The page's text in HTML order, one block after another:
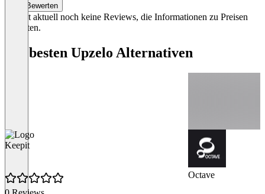
Bewerten
Es gibt aktuell noch keine Reviews, die Informationen zu Preisen
enthalten.
Die besten Upzelo Alternativen
Keepit
Octave